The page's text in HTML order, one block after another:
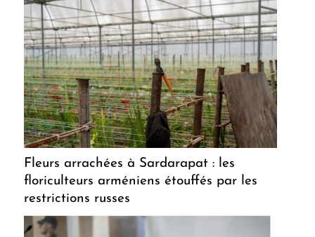
Fleurs arrachées à Sardarapat : les
floriculteurs arméniens étouffés par les
restrictions russes